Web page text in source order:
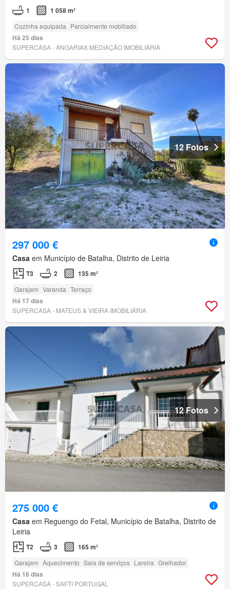
1 1 058 m²
Cozinha equipada Parcialmente mobiliado
Há 25 dias
SUPERCASA - ANGARIAX MEDIAÇÃO IMOBILIÁRIA
12 Fotos
297 000 €
Casa em Município de Batalha, Distrito de Leiria
T3 2 135 m²
Garajem Varanda Terraço
Há 17 dias
SUPERCASA - MATEUS & VIEIRA IMOBILIÁRIA
12 Fotos
275 000 €
Casa em Reguengo do Fetal, Município de Batalha, Distrito de
Leiria
T2 3 165 m²
Garajem Aquecimento Sala de serviços Lareira Grelhador
Há 16 dias
SUPERCASA - SAFTI PORTUGAL